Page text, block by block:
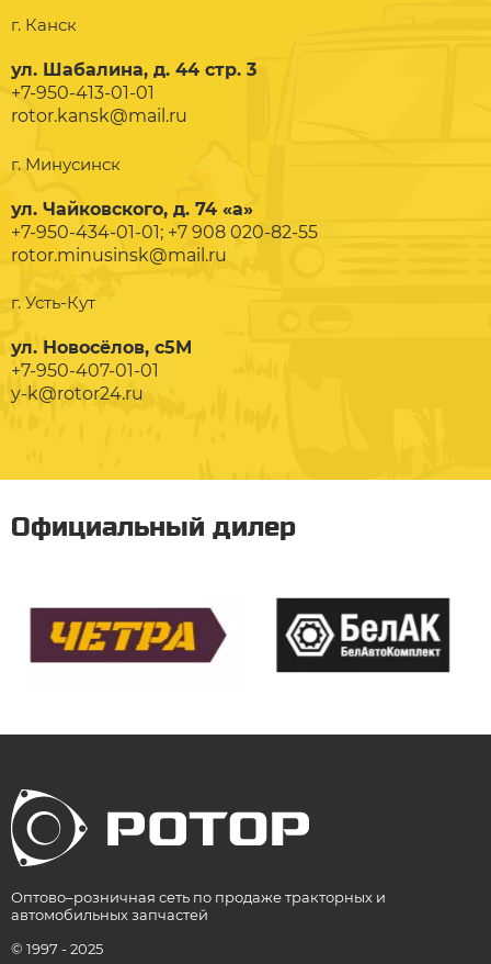
г. Канск
ул. Шабалина, д. 44 стр. 3
+7-950-413-01-01
rotor.kansk@mail.ru
г. Минусинск
ул. Чайковского, д. 74 «а»
+7-950-434-01-01; +7 908 020-82-55
rotor.minusinsk@mail.ru
г. Усть-Кут
ул. Новосёлов, с5М
+7-950-407-01-01
y-k@rotor24.ru
Официальный дилер
Оптово–розничная сеть по продаже тракторных и
автомобильных запчастей
© 1997 - 2025